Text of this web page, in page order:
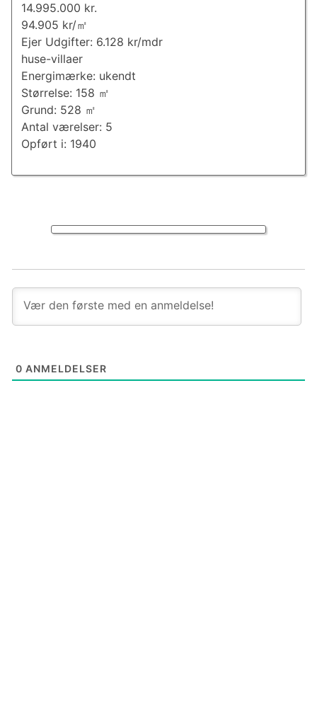
0 ANMELDELSER
14.995.000 kr.
94.905 kr/㎡
Ejer Udgifter: 6.128 kr/mdr
huse-villaer
Energimærke: ukendt
Størrelse: 158 ㎡
Grund: 528 ㎡
Antal værelser: 5
Opført i: 1940